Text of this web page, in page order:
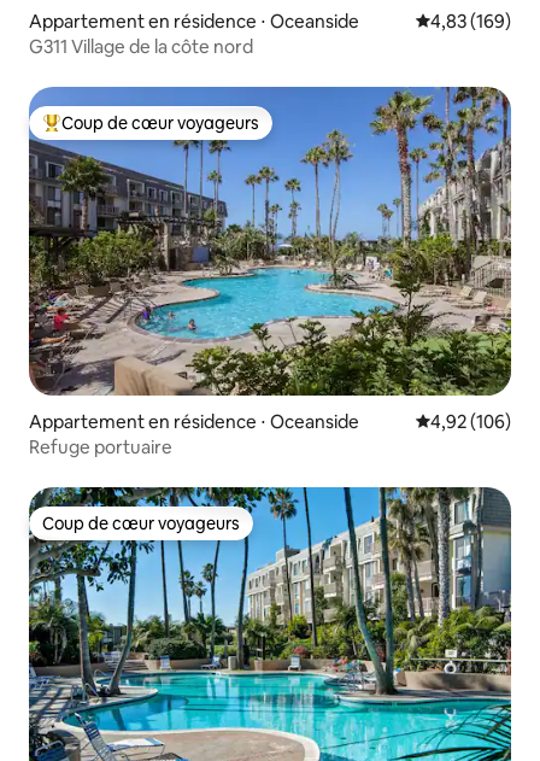
Appartement en résidence ⋅ Oceanside Évaluation
4,83 (169)
G311 Village de la côte nord
Coups de cœur voyageurs les plus appréciés
Coup de cœur voyageurs
Appartement en résidence ⋅ Oceanside Évaluation
4,92 (106)
Refuge portuaire
Coup de cœur voyageurs
Coup de cœur voyageurs